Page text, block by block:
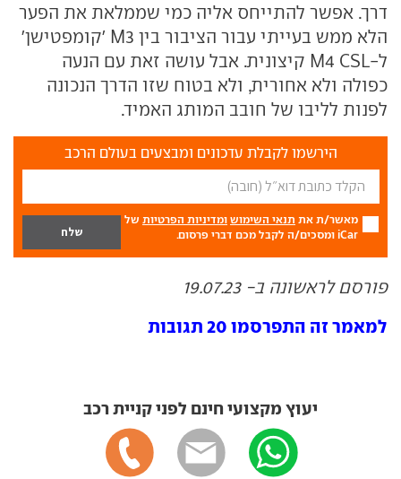
דרך. אפשר להתייחס אליה כמי שממלאת את הפער
הלא ממש בעייתי עבור הציבור בין M3 'קומפטישן'
ל-M4 CSL קיצונית. אבל עושה זאת עם הנעה
כפולה ולא אחורית, ולא בטוח שזו הדרך הנכונה
לפנות לליבו של חובב המותג האמיד.
הירשמו לקבלת עדכונים ומבצעים בעולם הרכב
מאשר/ת את תנאי השימוש ומדיניות הפרטיות של
iCar ומסכים/ה לקבל מכם דברי פרסום.
פורסם לראשונה ב- 19.07.23
למאמר זה התפרסמו 20 תגובות
יעוץ מקצועי חינם לפני קניית רכב